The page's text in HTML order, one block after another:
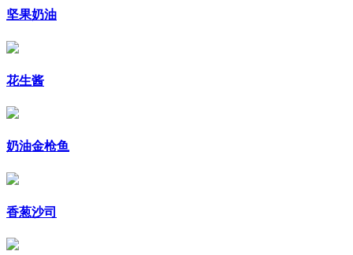
坚果奶油
花生酱
奶油金枪鱼
香葱沙司